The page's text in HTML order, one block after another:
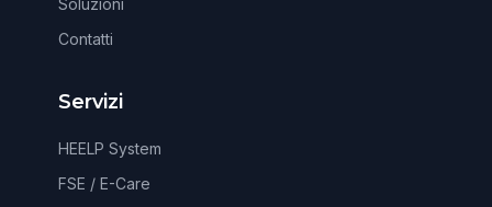
Soluzioni
Contatti
Servizi
HEELP System
FSE / E-Care